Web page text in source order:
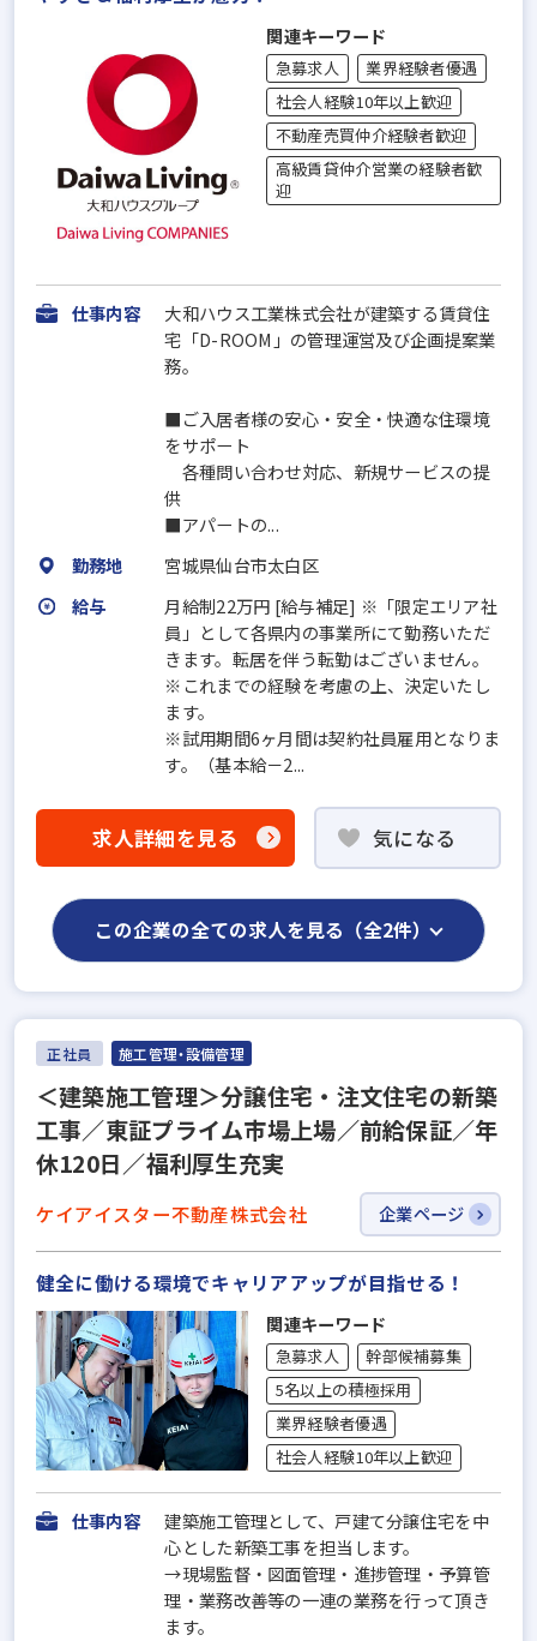
関連キーワード
急募求人
業界経験者優遇
社会人経験10年以上歓迎
不動産売買仲介経験者歓迎
高級賃貸仲介営業の経験者歓
迎
仕事内容
大和ハウス工業株式会社が建築する賃貸住
宅「D-ROOM」の管理運営及び企画提案業
務。
■ご入居者様の安心・安全・快適な住環境
をサポート
各種問い合わせ対応、新規サービスの提
供
■アパートの...
勤務地
宮城県仙台市太白区
給与
月給制22万円 [給与補足] ※「限定エリア社
員」として各県内の事業所にて勤務いただ
きます。転居を伴う転勤はございません。
※これまでの経験を考慮の上、決定いたし
ます。
※試用期間6ヶ月間は契約社員雇用となりま
す。（基本給－2...
求人詳細を見る 気になる
この企業の全ての求人を見る（全2件）
正社員 施工管理・設備管理
＜建築施工管理＞分譲住宅・注文住宅の新築
工事／東証プライム市場上場／前給保証／年
休120日／福利厚生充実
ケイアイスター不動産株式会社 企業ページ
健全に働ける環境でキャリアアップが目指せる！
関連キーワード
急募求人
幹部候補募集
5名以上の積極採用
業界経験者優遇
社会人経験10年以上歓迎
仕事内容
建築施工管理として、戸建て分譲住宅を中
心とした新築工事を担当します。
→現場監督・図面管理・進捗管理・予算管
理・業務改善等の一連の業務を行って頂き
ます。